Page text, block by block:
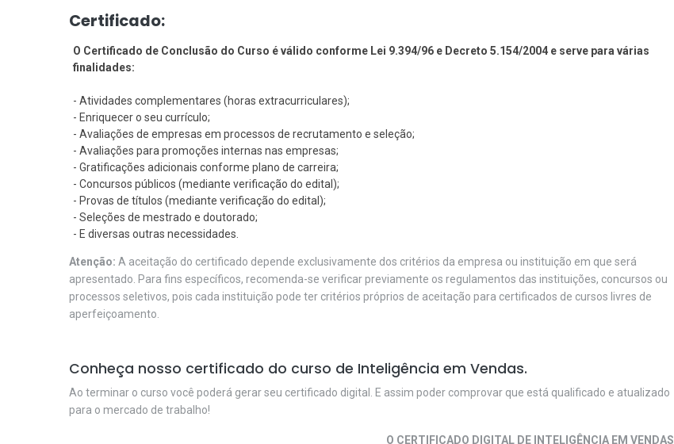
Certificado:
O Certificado de Conclusão do Curso é válido conforme Lei 9.394/96 e Decreto 5.154/2004 e serve para várias
finalidades:
- Atividades complementares (horas extracurriculares);
- Enriquecer o seu currículo;
- Avaliações de empresas em processos de recrutamento e seleção;
- Avaliações para promoções internas nas empresas;
- Gratificações adicionais conforme plano de carreira;
- Concursos públicos (mediante verificação do edital);
- Provas de títulos (mediante verificação do edital);
- Seleções de mestrado e doutorado;
- E diversas outras necessidades.
Atenção: A aceitação do certificado depende exclusivamente dos critérios da empresa ou instituição em que será
apresentado. Para fins específicos, recomenda-se verificar previamente os regulamentos das instituições, concursos ou
processos seletivos, pois cada instituição pode ter critérios próprios de aceitação para certificados de cursos livres de
aperfeiçoamento.
Conheça nosso certificado do curso de Inteligência em Vendas.
Ao terminar o curso você poderá gerar seu certificado digital. E assim poder comprovar que está qualificado e atualizado
para o mercado de trabalho!
O CERTIFICADO DIGITAL DE INTELIGÊNCIA EM VENDAS